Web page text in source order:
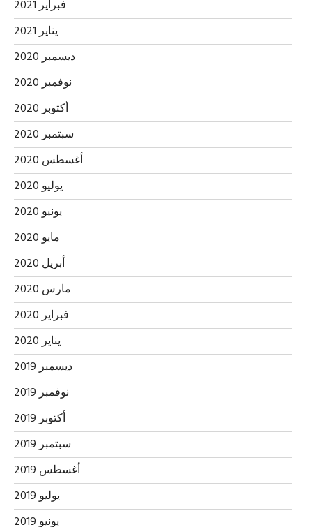
فبراير 2021
يناير 2021
ديسمبر 2020
نوفمبر 2020
أكتوبر 2020
سبتمبر 2020
أغسطس 2020
يوليو 2020
يونيو 2020
مايو 2020
أبريل 2020
مارس 2020
فبراير 2020
يناير 2020
ديسمبر 2019
نوفمبر 2019
أكتوبر 2019
سبتمبر 2019
أغسطس 2019
يوليو 2019
يونيو 2019